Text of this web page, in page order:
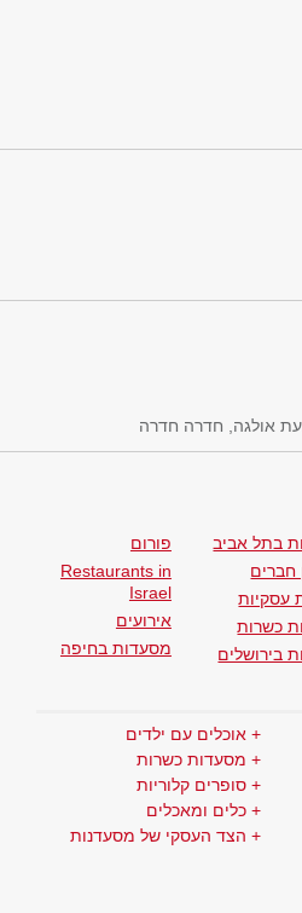
חדרה
בתל אביב
חברים
עסקיות
כשרות
בירושלים
פורום
Restaurants in
Israel
אירועים
מסעדות בחיפה
אוכלים עם ילדים
מסעדות כשרות
סופרים קלוריות
כלים ומאכלים
הצד העסקי של מסעדנות